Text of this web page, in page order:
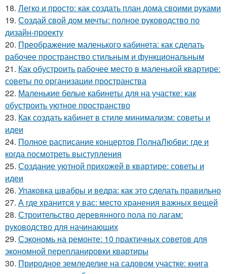
18. Легко и просто: как создать план дома своими руками
19. Создай свой дом мечты: полное руководство по
дизайн-проекту
20. Преображение маленького кабинета: как сделать
рабочее пространство стильным и функциональным
21. Как обустроить рабочее место в маленькой квартире:
советы по организации пространства
22. Маленькие белые кабинеты для на участке: как
обустроить уютное пространство
23. Как создать кабинет в стиле минимализм: советы и
идеи
24. Полное расписание концертов ПолнаЛюбви: где и
когда посмотреть выступления
25. Создание уютной прихожей в квартире: советы и
идеи
26. Упаковка швабры и ведра: как это сделать правильно
27. А где хранится у вас: место хранения важных вещей
28. Строительство деревянного пола по лагам:
руководство для начинающих
29. Сэкономь на ремонте: 10 практичных советов для
экономной перепланировки квартиры
30. Природное земледелие на садовом участке: книга